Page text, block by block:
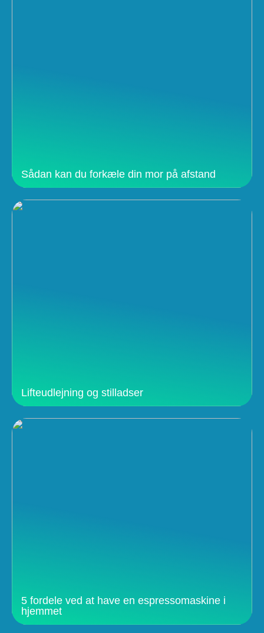
Sådan kan du forkæle din mor på afstand
Lifteudlejning og stilladser
5 fordele ved at have en espressomaskine i
hjemmet